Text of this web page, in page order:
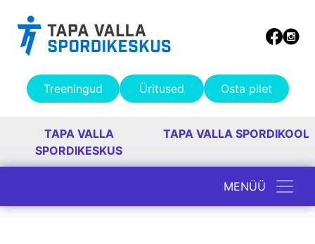
Treeningud Üritused Osta pilet
TAPA VALLA
SPORDIKESKUS
TAPA VALLA SPORDIKOOL
Peamine navigatsioon
MENÜÜ